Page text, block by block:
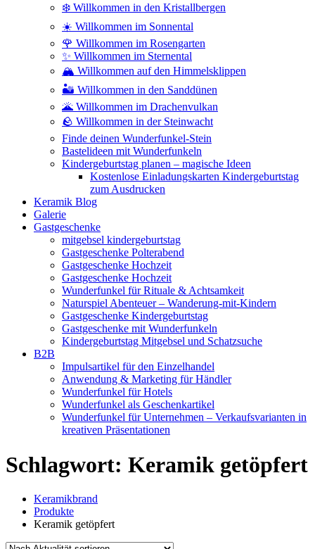
❄️ Willkommen in den Kristallbergen
☀️ Willkommen im Sonnental
🌹 Willkommen im Rosengarten
✨ Willkommen im Sternental
🏔️ Willkommen auf den Himmelsklippen
🏜️ Willkommen in den Sanddünen
🌋 Willkommen im Drachenvulkan
🪨 Willkommen in der Steinwacht
Finde deinen Wunderfunkel-Stein
Bastelideen mit Wunderfunkeln
Kindergeburtstag planen – magische Ideen
Kostenlose Einladungskarten Kindergeburtstag
zum Ausdrucken
Keramik Blog
Galerie
Gastgeschenke
mitgebsel kindergeburtstag
Gastgeschenke Polterabend
Gastgeschenke Hochzeit
Gastgeschenke Hochzeit
Wunderfunkel für Rituale & Achtsamkeit
Naturspiel Abenteuer – Wanderung-mit-Kindern
Gastgeschenke Kindergeburtstag
Gastgeschenke mit Wunderfunkeln
Kindergeburtstag Mitgebsel und Schatzsuche
B2B
Impulsartikel für den Einzelhandel
Anwendung & Marketing für Händler
Wunderfunkel für Hotels
Wunderfunkel als Geschenkartikel
Wunderfunkel für Unternehmen – Verkaufsvarianten in
kreativen Präsentationen
Schlagwort: Keramik getöpfert
Keramikbrand
Produkte
Keramik getöpfert